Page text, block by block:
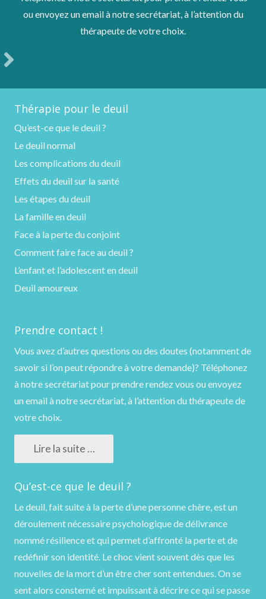
ou envoyez un email à notre secrétariat, à l’attention du
thérapeute de votre choix.
Thérapie pour le deuil
Qu’est-ce que le deuil ?
Le deuil normal
Les complications du deuil
Effets du deuil sur la santé
Les étapes du deuil
La famille en deuil
Face à la perte du conjoint
Comment faire face au deuil ?
L’enfant et l’adolescent en deuil
Deuil amoureux
Prendre contact !
Vous avez d’autres questions ou des doutes (notamment de
savoir si l’on peut répondre à votre demande)? Téléphonez
à notre secrétariat pour prendre rendez vous ou envoyez
un email à notre secrétariat, à l’attention du thérapeute de
votre choix.
Lire la suite …
Qu’est-ce que le deuil ?
Le deuil, fait suite à la perte d’une personne chère, est un
déroulement nécessaire psychologique de délivrance
nommé résilience et qui permet d’affronté la perte et de
redéfinir son identité. Le choc vient souvent dès que les
nouvelles de la mort d’un être cher sont entendues. On se
sent alors consterné et impuissant à décrire ce qui se passe